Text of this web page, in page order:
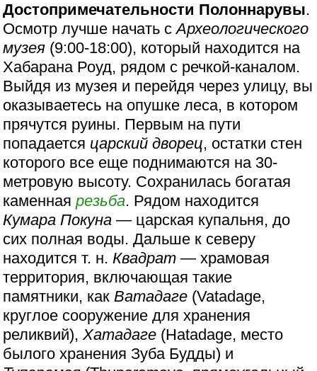
Достопримечательности Полоннарувы.
Осмотр лучше начать сАрхеологического
музея (9:00-18:00), который находится на
Хабарана Роуд, рядом с речкой-каналом.
Выйдя из музея и перейдя через улицу, вы
оказываетесь на опушке леса, в котором
прячутся руины. Первым на пути
попадается царский дворец, остатки стен
которого все еще поднимаются на 30-
метровую высоту. Сохранилась богатая
каменнаярезьба. Рядом находится
Кумара Покуна — царская купальня, до
сих полная воды. Дальше к северу
находится т. н.Квадрат — храмовая
территория, включающая такие
памятники, какВатадаге (Vatadage,
круглое сооружение для хранения
реликвий),Хатадаге (Hatadage, место
былого хранения Зуба Будды) и